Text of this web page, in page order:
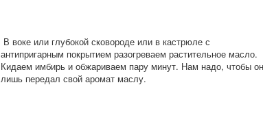
В воке или глубокой сковороде или в кастрюле с
антипригарным покрытием разогреваем растительное масло.
Кидаем имбирь и обжариваем пару минут. Нам надо, чтобы он
лишь передал свой аромат маслу.